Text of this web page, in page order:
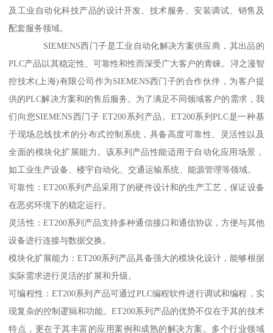
及工业自动化科技产品的设计开发、技术服务、安装调试、销售及
配套服务领域。
SIEMENS西门子是工业自动化解决方案供应商，其出品的
PLC产品以其稳定性、可靠性和性而深受广大客户的青睐。浔之漫智
控技术(上海)有限公司作为SIEMENS西门子的合作伙伴，为客户提
供的PLC解决方案和的售后服务。为了满足不同领域客户的需求，我
们向您SIEMENS西门子 ET200系列产品。ET200系列PLC是一种基
于现场总线技术的分布式控制系统，具备高度可靠性、灵活性以及
全面的模块化扩展能力。该系列产品性能适用于自动化应用场景，
如工业生产设备、楼宇自动化、交通运输系统、能源管理等领域。
可靠性：ET200系列产品采用了的硬件设计和的生产工艺，保证设备
在恶劣环境下的稳定运行。
灵活性：ET200系列产品支持多种通信接口和通信协议，方便与其他
设备进行连接与数据交换。
模块化扩展能力：ET200系列产品具备强大的模块化设计，能够根据
实际需求进行灵活的扩展和升级。
可编程性：ET200系列产品可通过PLC编程软件进行调试和编程，实
现复杂的控制逻辑和功能。ET200系列产品的优势不仅在于其的技术
特点，更在于其丰富的应用案例和成熟的解决方案。多个行业领域